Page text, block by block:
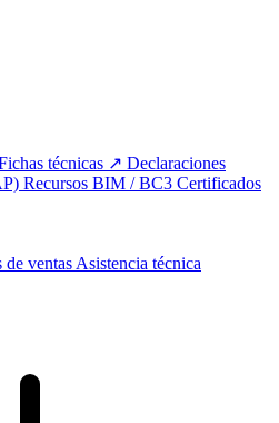
técnicas
Declaraciones
Recursos BIM / BC3 Certificados
de ventas Asistencia técnica